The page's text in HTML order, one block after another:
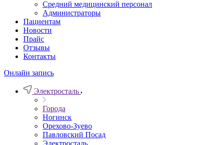
Средний медицинский персонал
Администраторы
Пациентам
Новости
Прайс
Отзывы
Контакты
Онлайн запись
Электросталь
Города
Ногинск
Орехово-Зуево
Павловский Посад
Электросталь